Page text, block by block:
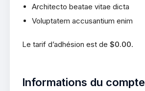
Architecto beatae vitae dicta
Voluptatem accusantium enim
Le tarif d’adhésion est de $0.00.
Informations du compte